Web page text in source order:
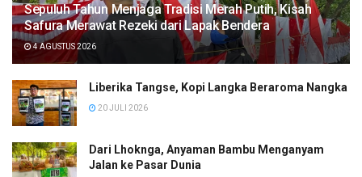
Sepuluh Tahun Menjaga Tradisi Merah Putih, Kisah
Safura Merawat Rezeki dari Lapak Bendera
4 AGUSTUS 2026
Liberika Tangse, Kopi Langka Beraroma Nangka
20 JULI 2026
Dari Lhoknga, Anyaman Bambu Menganyam
Jalan ke Pasar Dunia